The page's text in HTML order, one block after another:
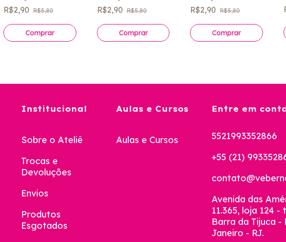
de Pedro e Nina
- Fabi Paliares
R$2,90 R$5,80
de Pedro e Nina
- Fabi Paliares
R$2,90 R$5,80
de Pedro e Nina
- Fabi Paliares
R$2,90 R$5,80
Institucional
Sobre o Ateliê
Trocas e
Devoluções
Envios
Produtos
Esgotados
Aulas e Cursos
Aulas e Cursos
Entre em
5521993352866
+55 (21)
Avenida das
11.365, loja 124 -
Barra da Tijuca -
Janeiro - RJ.